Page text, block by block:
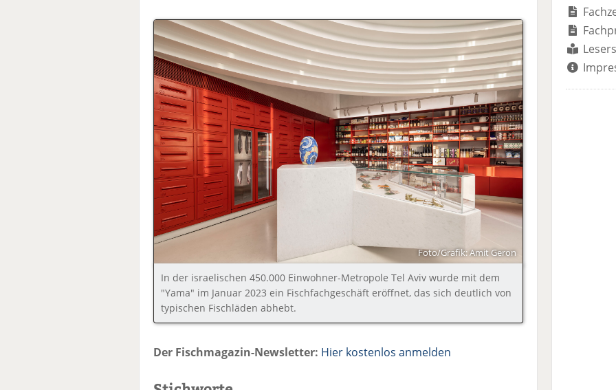
Foto/Grafik: Amit Geron
In der israelischen 450.000 Einwohner-Metropole Tel Aviv wurde mit dem
"Yama" im Januar 2023 ein Fischfachgeschäft eröffnet, das sich deutlich von
typischen Fischläden abhebt.
Der Fischmagazin-Newsletter: Hier kostenlos anmelden